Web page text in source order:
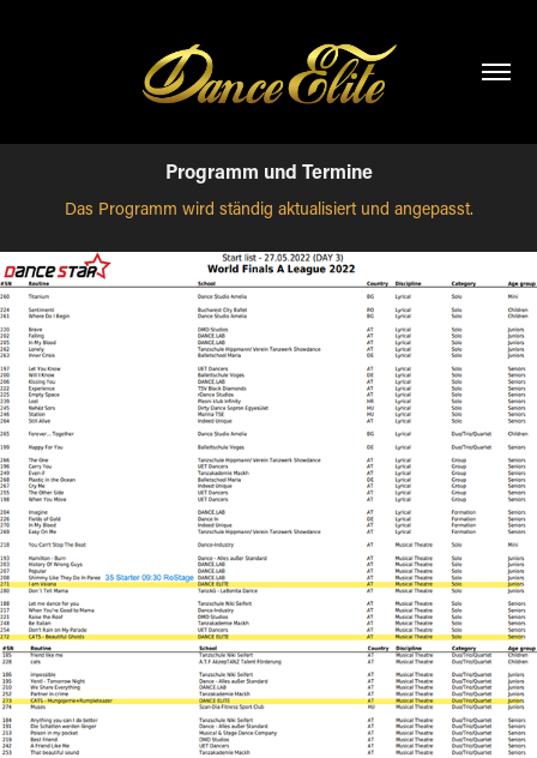
Programm und Termine
Das Programm wird ständig aktualisiert und angepasst.